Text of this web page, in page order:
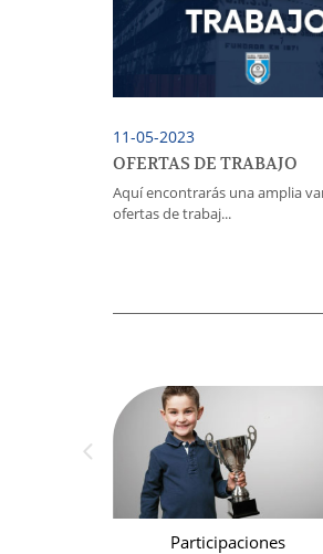
11-05-2023
OFERTAS DE TRABAJO
Aquí encontrarás una amplia
ofertas de trabaj...
Participaciones